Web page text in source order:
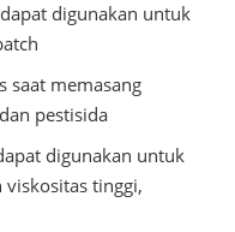
digunakan untuk
saat memasang
pestisida
digunakan untuk
viskositas tinggi,